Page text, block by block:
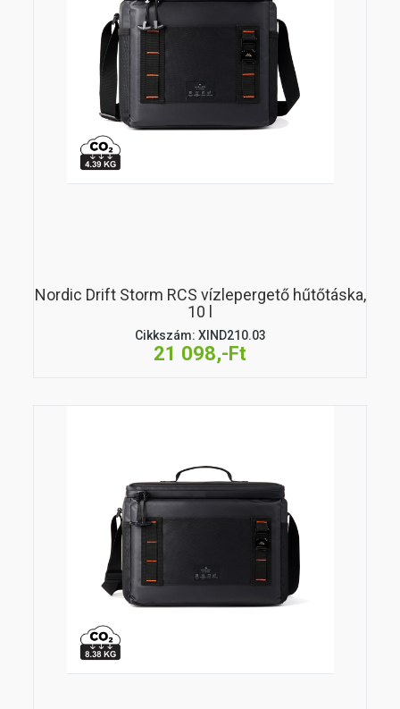
Nordic Drift Storm RCS vízlepergető hűtőtáska,
10 l
Cikkszám: XIND210.03
21 098,-Ft